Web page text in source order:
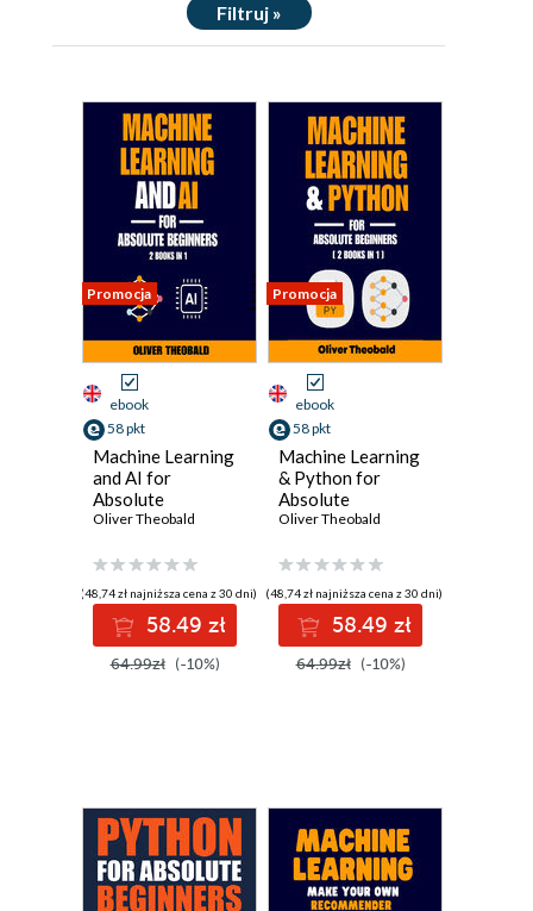
Filtruj »
Promocja
ebook
58 pkt
Machine Learning
and AI for
Absolute
Beginners. The
AI and Machine
Learning for
Newcomers
Oliver Theobald
(48,74 zł najniższa cena z 30 dni)
58.49 zł
64.99zł (-10%)
Promocja
ebook
58 pkt
Machine Learning
& Python for
Absolute
Beginners. A
to Python
Programming and
Machine Learning
from Scratch
Oliver Theobald
(48,74 zł najniższa cena z 30 dni)
58.49 zł
64.99zł (-10%)